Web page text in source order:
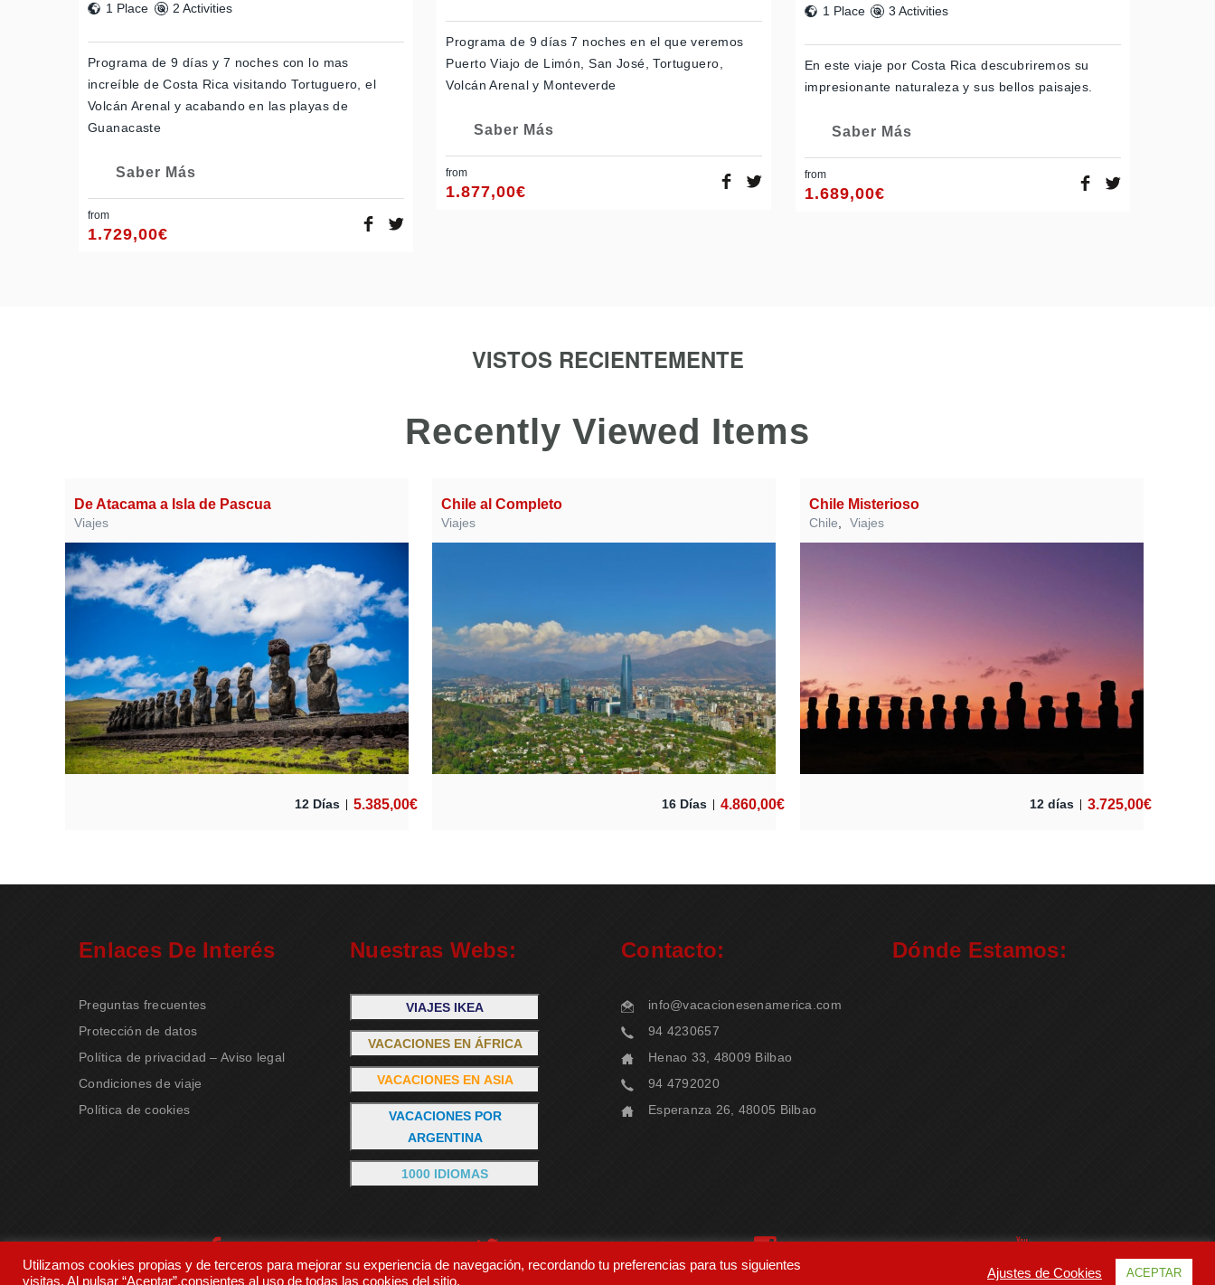
1 Place
2 Activities
Programa de 9 días y 7 noches con lo mas
increíble de Costa Rica visitando Tortuguero, el
Volcán Arenal y acabando en las playas de
Guanacaste
Saber Más
from
1.729,00€
Programa de 9 días 7 noches en el que veremos
Puerto Viajo de Limón, San José, Tortuguero,
Volcán Arenal y Monteverde
Saber Más
from
1.877,00€
1 Place
3 Activities
En este viaje por Costa Rica descubriremos su
impresionante naturaleza y sus bellos paisajes.
Saber Más
from
1.689,00€
VISTOS RECIENTEMENTE
Recently Viewed Items
De Atacama a Isla de Pascua
Viajes
12 Días 5.385,00€
Chile al Completo
Viajes
16 Días 4.860,00€
Chile Misterioso
Chile, Viajes
12 días 3.725,00€
Enlaces De Interés
Preguntas frecuentes
Protección de datos
Política de privacidad – Aviso legal
Condiciones de viaje
Política de cookies
Nuestras Webs:
VIAJES IKEA
VACACIONES EN ÁFRICA
VACACIONES EN ASIA
VACACIONES POR
ARGENTINA
1000 IDIOMAS
Contacto:
info@vacacionesenamerica.com
94 4230657
Henao 33, 48009 Bilbao
94 4792020
Esperanza 26, 48005 Bilbao
Dónde Estamos:
Utilizamos cookies propias y de terceros para mejorar su experiencia de navegación, recordando tu preferencias para tus siguientes
visitas. Al pulsar “Aceptar”,consientes al uso de todas las cookies del sitio.
Ajustes de Cookies ACEPTAR